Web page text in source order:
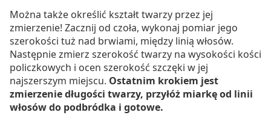
Można także określić kształt twarzy przez jej
zmierzenie! Zacznij od czoła, wykonaj pomiar jego
szerokości tuż nad brwiami, między linią włosów.
Następnie zmierz szerokość twarzy na wysokości kości
policzkowych i ocen szerokość szczęki w jej
najszerszym miejscu. Ostatnim krokiem jest
zmierzenie długości twarzy, przyłóż miarkę od linii
włosów do podbródka i gotowe.